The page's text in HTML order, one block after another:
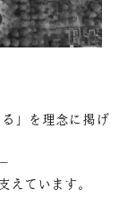
」を理念に掲げ
えています。